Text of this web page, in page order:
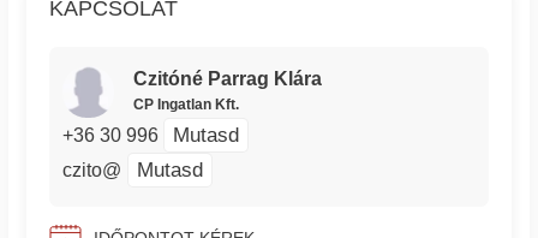
KAPCSOLAT
Czitóné Parrag Klára
CP Ingatlan Kft.
+36 30 996 Mutasd
czito@ Mutasd